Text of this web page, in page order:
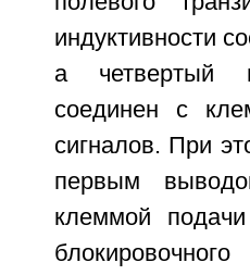
индуктивности
а четвертый
соединен с
сигналов. При
первым
клеммой